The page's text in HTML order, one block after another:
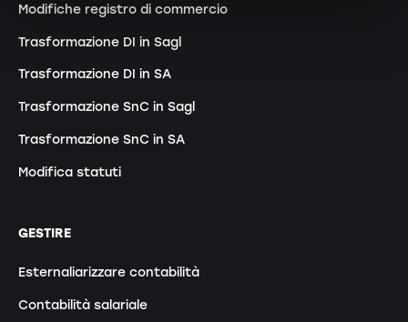
Modifiche registro di commercio
Trasformazione DI in Sagl
Trasformazione DI in SA
Trasformazione SnC in Sagl
Trasformazione SnC in SA
Modifica statuti
GESTIRE
Esternaliarizzare contabilità
Contabilità salariale